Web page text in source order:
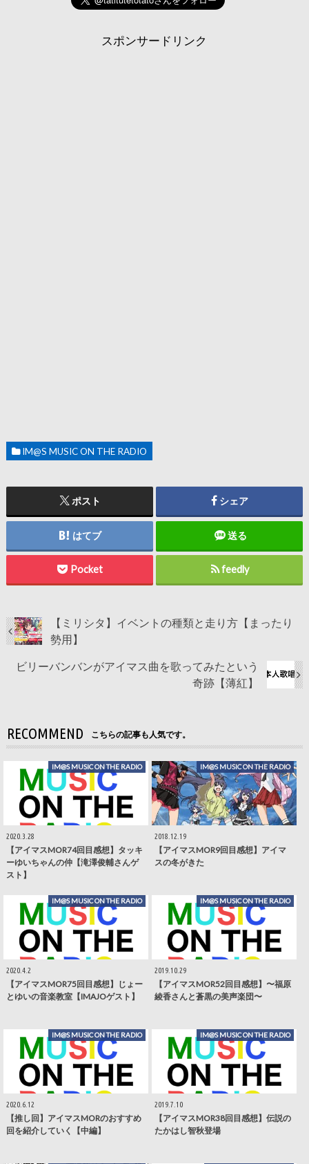
スポンサードリンク
IM@S MUSIC ON THE RADIO
ポスト シェア
はてブ 送る
Pocket feedly
【ミリシタ】イベントの種類と走り方【まったり
勢用】
ビリーバンバンがアイマス曲を歌ってみたという
奇跡【薄紅】
RECOMMEND こちらの記事も人気です。
IM@S MUSIC ON THE RADIO
2020.3.28
【アイマスMOR74回目感想】タッキ
ーゆいちゃんの仲【滝澤俊輔さんゲ
スト】
IM@S MUSIC ON THE RADIO
2018.12.19
【アイマスMOR9回目感想】アイマ
スの冬がきた
IM@S MUSIC ON THE RADIO
2020.4.2
【アイマスMOR75回目感想】じょー
とゆいの音楽教室【IMAJOゲスト】
IM@S MUSIC ON THE RADIO
2019.10.29
【アイマスMOR52回目感想】〜福原
綾香さんと蒼黒の美声楽団〜
IM@S MUSIC ON THE RADIO
2020.6.12
【推し回】アイマスMORのおすすめ
回を紹介していく【中編】
IM@S MUSIC ON THE RADIO
2019.7.10
【アイマスMOR38回目感想】伝説の
たかはし智秋登場